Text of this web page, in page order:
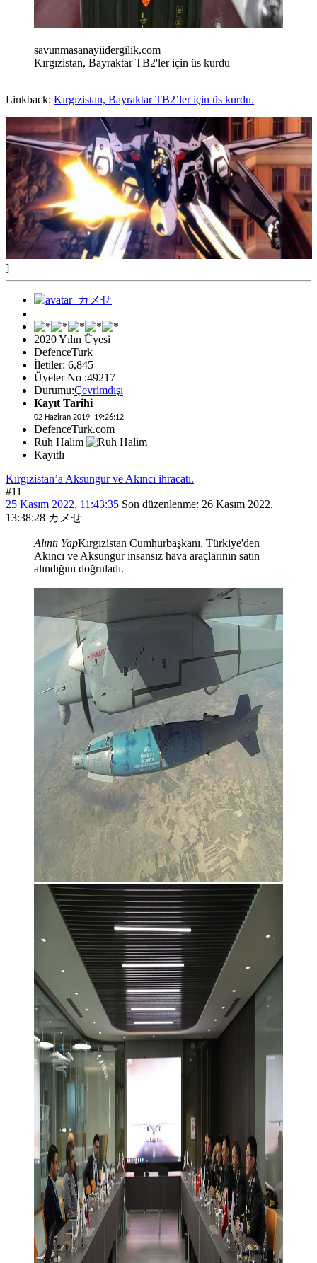
savunmasanayiidergilik.com
Kırgızistan, Bayraktar TB2'ler için üs kurdu
Linkback: Kırgızistan, Bayraktar TB2’ler için üs kurdu.
]
2020 Yılın Üyesi
DefenceTurk
İletiler: 6,845
Üyeler No :49217
Durumu:Çevrimdışı
Kayıt Tarihi
02 Haziran 2019, 19:26:12
DefenceTurk.com
Ruh Halim
Kayıtlı
Kırgızistan’a Aksungur ve Akıncı ihracatı.
#11
25 Kasım 2022, 11:43:35 Son düzenlenme: 26 Kasım 2022,
13:38:28 カメせ
Alıntı YapKırgızistan Cumhurbaşkanı, Türkiye'den
Akıncı ve Aksungur insansız hava araçlarının satın
alındığını doğruladı.